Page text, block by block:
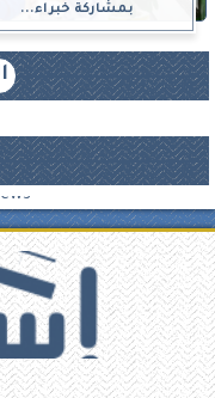
بمشاركة خبراء...